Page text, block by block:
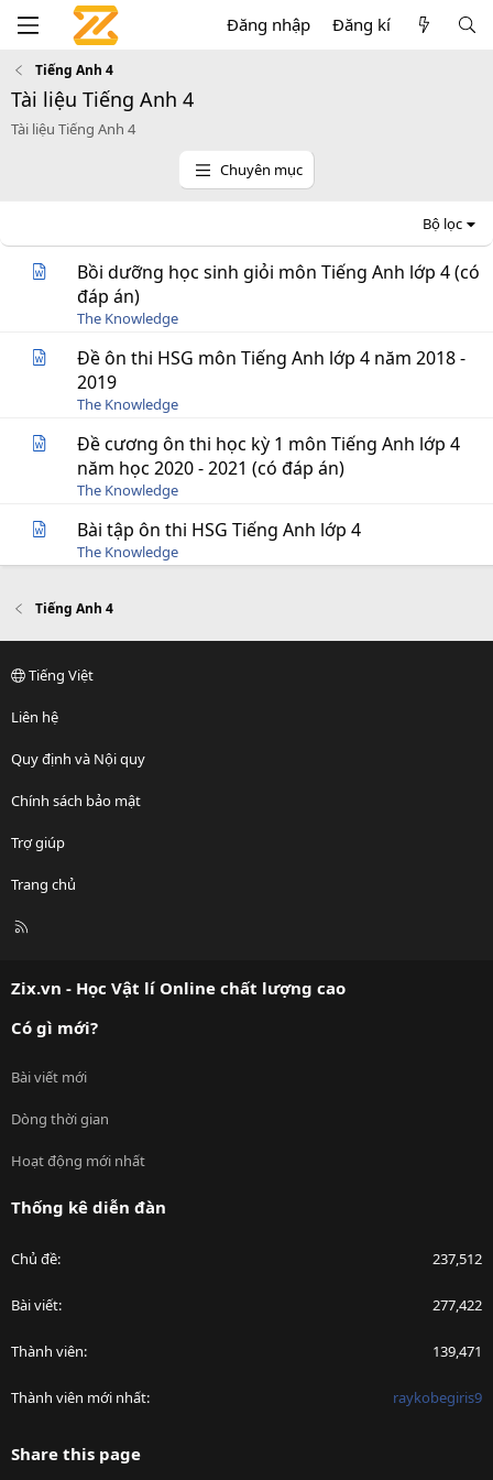
Đăng nhập Đăng kí
Tiếng Anh 4
Tài liệu Tiếng Anh 4
Tài liệu Tiếng Anh 4
Chuyên mục
Bộ lọc
Bồi dưỡng học sinh giỏi môn Tiếng Anh lớp 4 (có
đáp án)
The Knowledge
Đề ôn thi HSG môn Tiếng Anh lớp 4 năm 2018 -
2019
The Knowledge
Đề cương ôn thi học kỳ 1 môn Tiếng Anh lớp 4
năm học 2020 - 2021 (có đáp án)
The Knowledge
Bài tập ôn thi HSG Tiếng Anh lớp 4
The Knowledge
Tiếng Anh 4
Tiếng Việt
Liên hệ
Quy định và Nội quy
Chính sách bảo mật
Trợ giúp
Trang chủ
R
Zix.vn - Học Vật lí Online chất lượng cao
Có gì mới?
Bài viết mới
Dòng thời gian
Hoạt động mới nhất
Thống kê diễn đàn
Chủ đề 237,512
Bài viết 277,422
Thành viên 139,471
Thành viên mới nhất raykobegiris9
Share this page